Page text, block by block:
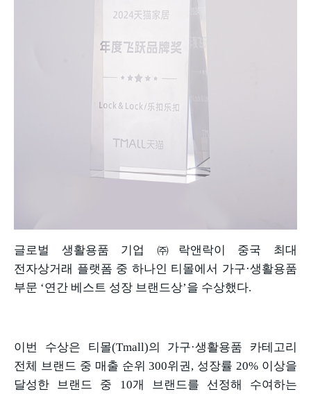
글로벌 생활용품 기업 ㈜락앤락이 중국 최대
전자상거래 플랫폼 중 하나인 티몰에서 가구·생활용품
부문 ‘연간 베스트 성장 브랜드상’을 수상했다.
이번 수상은 티몰(Tmall)의 가구·생활용품 카테고리
전체 브랜드 중 매출 순위 300위권, 성장률 20% 이상을
달성한 브랜드 중 10개 브랜드를 선정해 수여하는